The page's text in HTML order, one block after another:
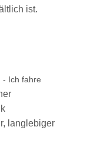
ist.
- Ich fahre
langlebiger